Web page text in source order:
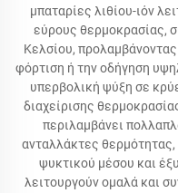
μπαταρίες λιθίου-ιόν
εύρους θερμοκρασίας,
Κελσίου,
φόρτιση ή την οδήγηση
υπερβολική ψύξη σε
διαχείρισης
περιλαμβάνει
ανταλλάκτες
ψυκτικού μέσου και
λειτουργούν ομαλά και